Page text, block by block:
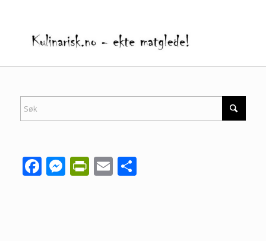
Facebook
Messenger
PrintFriendly
EmailShare